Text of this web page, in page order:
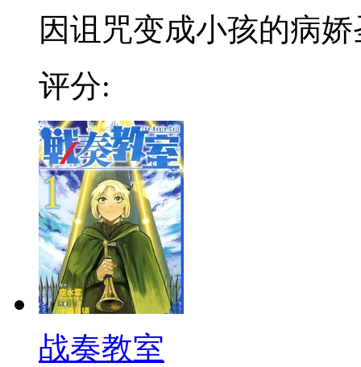
因诅咒变成小孩的病娇
评分:
战奏教室